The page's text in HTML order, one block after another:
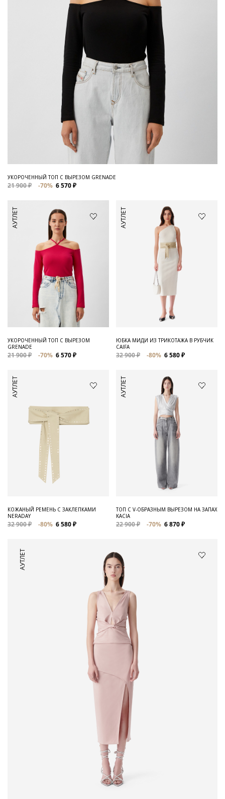
УКОРОЧЕННЫЙ ТОП С ВЫРЕЗОМ GRENADE
21 900 ₽ -70% 6 570 ₽
АУТЛЕТ
УКОРОЧЕННЫЙ ТОП С ВЫРЕЗОМ
GRENADE
21 900 ₽ -70% 6 570 ₽
АУТЛЕТ
ЮБКА МИДИ ИЗ ТРИКОТАЖА В РУБЧИК
CAIFA
32 900 ₽ -80% 6 580 ₽
АУТЛЕТ
КОЖАНЫЙ РЕМЕНЬ С ЗАКЛЕПКАМИ
NERADAY
32 900 ₽ -80% 6 580 ₽
АУТЛЕТ
ТОП С V-ОБРАЗНЫМ ВЫРЕЗОМ НА ЗАПАХ
KACIA
22 900 ₽ -70% 6 870 ₽
АУТЛЕТ